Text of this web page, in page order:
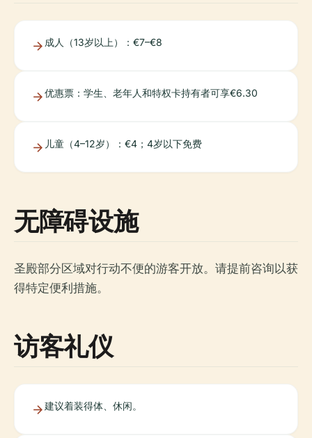
成人（13岁以上）：€7–€8
优惠票：学生、老年人和特权卡持有者可享€6.30
儿童（4–12岁）：€4；4岁以下免费
无障碍设施
圣殿部分区域对行动不便的游客开放。请提前咨询以获
得特定便利措施。
访客礼仪
建议着装得体、休闲。